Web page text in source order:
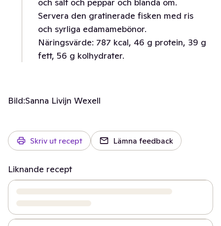
Servera den gratinerade fisken med ris
och syrliga edamamebönor.
Näringsvärde: 787 kcal, 46 g protein, 39 g
fett, 56 g kolhydrater.
Bild:Sanna Livijn Wexell
Skriv ut recept Lämna feedback
Liknande recept